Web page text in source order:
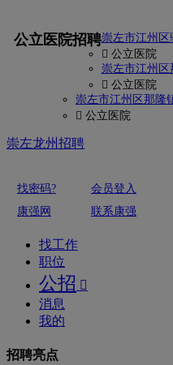
公立医院招聘崇左市江州区
 公立医院
崇左市江州
 公立医院
崇左市江州区那隆
 公立医院
崇左龙州招聘
找密码? 会员登入
康强网
联系康强
找工作
职位
公招 
消息
我的
招聘亮点